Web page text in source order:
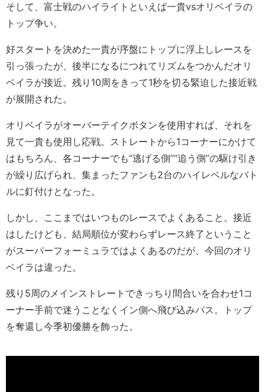
そして、富士戦のハイライトといえば一貴vsオリベイラの
トップ争い。
好スタートを決めた一貴が序盤にトップに浮上しレースを
引っ張ったが、後半になるにつれてリズムをつかんだオリ
ベイラが接近。残り10周をきって1秒を切る緊迫した接近戦
が展開された。
オリベイラがオーバーテイクボタンを使用すれば、それを
見て一貴も使用し応戦。ストレートから1コーナーにかけて
はもちろん、各コーナーでも“逃げる側”“追う側”の駆け引き
が繰り広げられ、集まったファンも2台のハイレベルなバト
ルに釘付けとなった。
しかし、ここまではいつものレースでよくあること。接近
はしたけども、結局順位が変わらずレース終了ということ
がスーパーフォーミュラではよくあるのだが、今回のオリ
ベイラは違った。
残り5周のメインストレートできっちり間合いを合わせ1コ
ーナー手前で迷うことなくイン側へ飛び込みパス。トップ
を奪還し今季初優勝を飾った。